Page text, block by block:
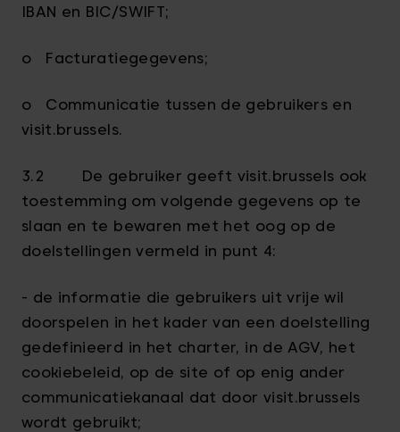
IBAN en BIC/SWIFT;
o Facturatiegegevens;
o Communicatie tussen de gebruikers en
visit.brussels.
3.2 De gebruiker geeft visit.brussels ook
toestemming om volgende gegevens op te
slaan en te bewaren met het oog op de
doelstellingen vermeld in punt 4:
- de informatie die gebruikers uit vrije wil
doorspelen in het kader van een doelstelling
gedefinieerd in het charter, in de AGV, het
cookiebeleid, op de site of op enig ander
communicatiekanaal dat door visit.brussels
wordt gebruikt;